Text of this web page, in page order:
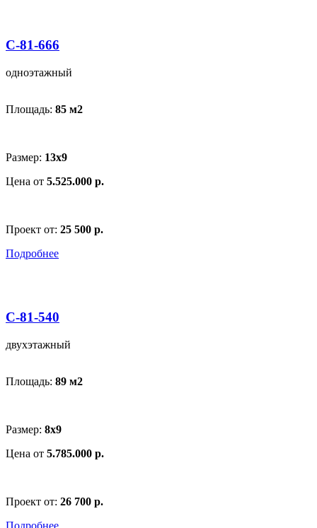
С-81-666
одноэтажный
Площадь: 85 м2
Размер: 13x9
Цена от 5.525.000 р.
Проект от: 25 500 р.
Подробнее
С-81-540
двухэтажный
Площадь: 89 м2
Размер: 8х9
Цена от 5.785.000 р.
Проект от: 26 700 р.